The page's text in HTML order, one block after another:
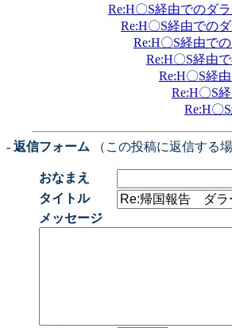
Re:H〇S経由でのダ
Re:H〇S経由での
Re:H〇S経由で
Re:H〇S経由
Re:H〇S経
Re:H〇S
Re:H〇
- 返信フォーム （この投稿に返信する
おなまえ
タイトル
メッセージ